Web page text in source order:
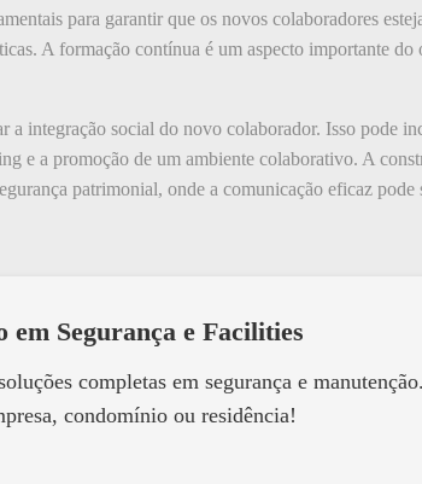
para garantir que os novos colaboradores
A formação contínua é um aspecto importante do
integração social do novo colaborador. Isso pode
e a promoção de um ambiente colaborativo. A
patrimonial, onde a comunicação eficaz pode
em Segurança e Facilities
completas em segurança e
condomínio ou residência!